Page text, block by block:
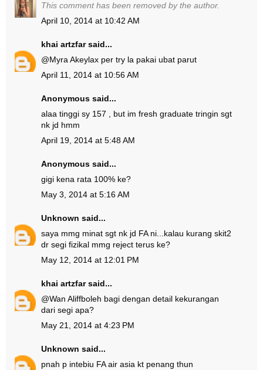
This comment has been removed by the author.
April 10, 2014 at 10:42 AM
khai artzfarsaid...
@Myra Akeylax per try la pakai ubat parut
April 11, 2014 at 10:56 AM
Anonymous said...
alaa tinggi sy 157 , but im fresh graduate tringin sgt
nk jd hmm
April 19, 2014 at 5:48 AM
Anonymous said...
gigi kena rata 100% ke?
May 3, 2014 at 5:16 AM
Unknown said...
saya mmg minat sgt nk jd FA ni...kalau kurang skit2
dr segi fizikal mmg reject terus ke?
May 12, 2014 at 12:01 PM
khai artzfarsaid...
@Wan Aliffboleh bagi dengan detail kekurangan
dari segi apa?
May 21, 2014 at 4:23 PM
Unknown said...
pnah p intebiu FA air asia kt penang thun